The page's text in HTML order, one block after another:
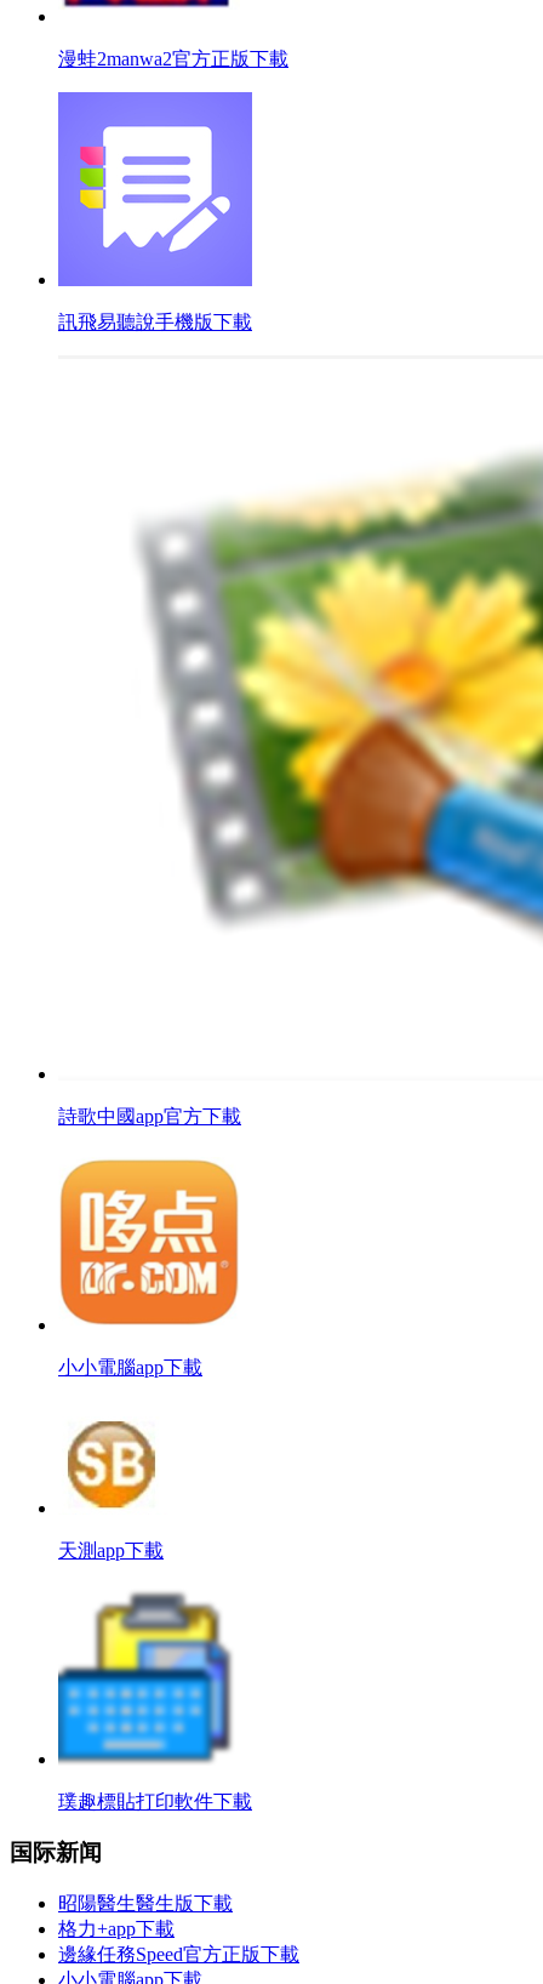
漫蛙2manwa2官方正版下載
訊飛易聽說手機版下載
詩歌中國app官方下載
小小電腦app下載
天測app下載
璞趣標貼打印軟件下載
国际新闻
昭陽醫生醫生版下載
格力+app下載
邊緣任務Speed官方正版下載